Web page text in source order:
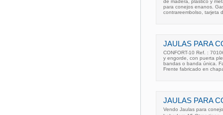
para conejos enanos.
contrareembolso, tarjeta
JAULAS PARA
CONFORT-10 Ref. :
y engorde, con puerta
bandas o banda única.
Frente fabricado en
JAULAS PARA
Vendo Jaulas para